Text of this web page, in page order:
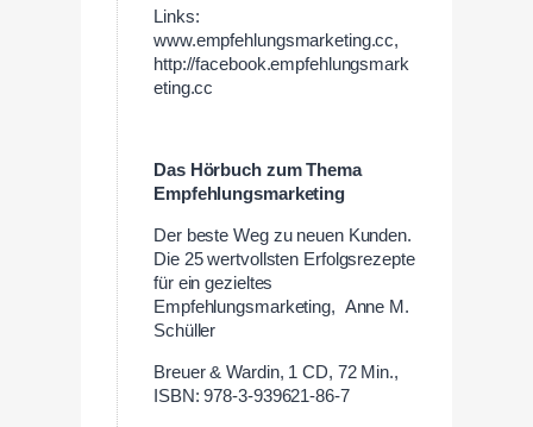
Links:
www.empfehlungsmarketing.cc,
http://facebook.empfehlungsmark
eting.cc
Das Hörbuch zum Thema
Empfehlungsmarketing
Der beste Weg zu neuen Kunden.
Die 25 wertvollsten Erfolgsrezepte
für ein gezieltes
Empfehlungsmarketing, Anne M.
Schüller
Breuer & Wardin, 1 CD, 72 Min.,
ISBN: 978-3-939621-86-7